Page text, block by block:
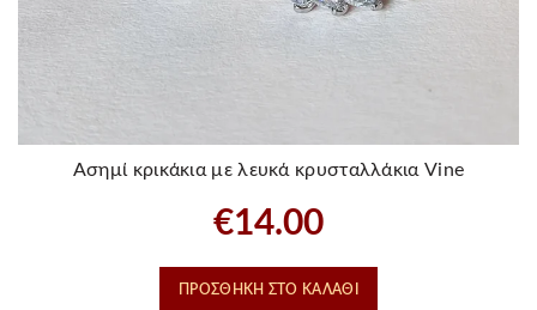
Ασημί κρικάκια με λευκά κρυσταλλάκια Vine
€14.00
ΠΡΟΣΘΉΚΗ ΣΤΟ ΚΑΛΆΘΙ